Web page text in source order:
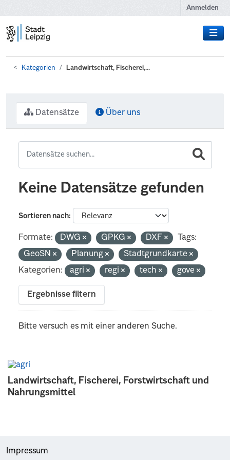
Anmelden
Kategorien Landwirtschaft, Fischerei,...
Landwirtschaft, Fischerei, Forstwirtschaft und
Nahrungsmittel
Datensätze Über uns
Keine Datensätze gefunden
Sortieren nach
Formate: DWG GPKG DXF
Tags:
GeoSN
Planung
Stadtgrundkarte
Kategorien:
agri regi tech gove
Ergebnisse filtern
Bitte versuch es mit einer anderen Suche.
Impressum